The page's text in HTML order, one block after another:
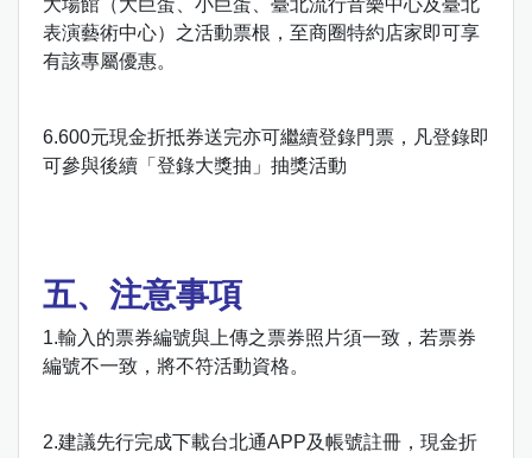
表演藝術中心）之活動票根，至商圈特約店家即可享
有該專屬優惠。
6.600元現金折抵券送完亦可繼續登錄門票，凡登錄即
可參與後續「登錄大獎抽」抽獎活動
五、注意事項
1.輸入的票券編號與上傳之票券照片須一致，若票券
編號不一致，將不符活動資格。
2.建議先行完成下載台北通APP及帳號註冊，現金折